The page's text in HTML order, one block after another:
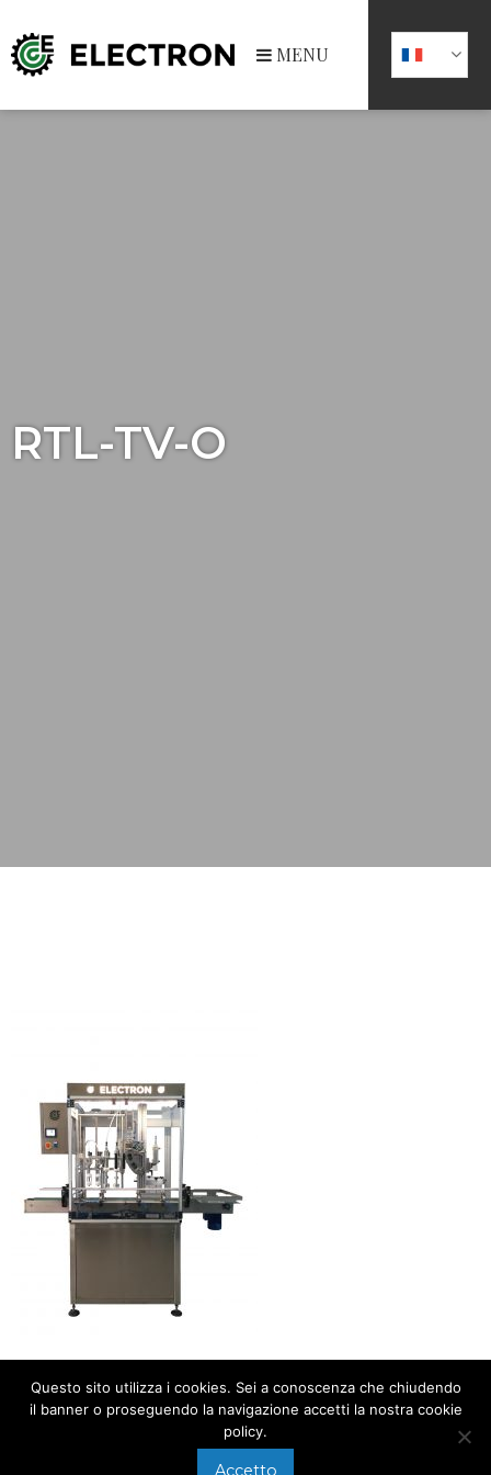
MENU
RTL-TV-O
Questo sito utilizza i cookies. Sei a conoscenza che chiudendo
il banner o proseguendo la navigazione accetti la nostra cookie
policy.
Accetto